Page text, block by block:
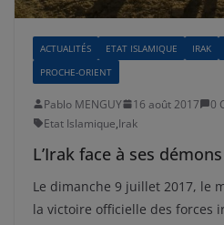
ACTUALITÉS ETAT ISLAMIQUE IRAK
PROCHE-ORIENT
Pablo MENGUY 16 août 2017
0
Etat Islamique,Irak
L’Irak face à ses démons
Le dimanche 9 juillet 2017, le
la victoire officielle des forces